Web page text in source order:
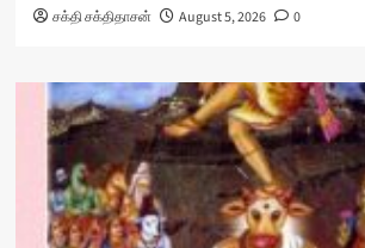
சக்தி சக்திதாசன் August 5, 2026 0